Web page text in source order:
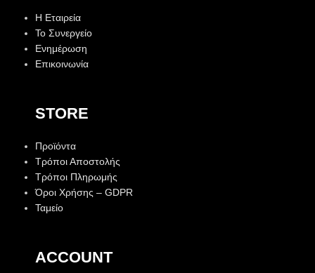
Η Εταιρεία
Το Συνεργείο
Ενημέρωση
Επικοινωνία
STORE
Προϊόντα
Τρόποι Αποστολής
Τρόποι Πληρωμής
Όροι Χρήσης – GDPR
Ταμείο
ACCOUNT